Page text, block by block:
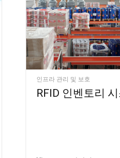
인프라 관리 및 보호
RFID 인벤토리